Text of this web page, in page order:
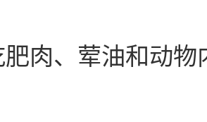
肉、荤油和动物